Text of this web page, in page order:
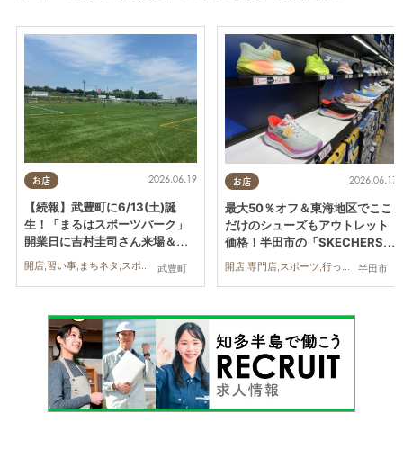
お店
武豊町
2026.06.19
【続報】武豊町に6/13(土)誕
生！「まるはスポーツパーク」
開業日に吉村圭司さん来場＆ま
るはカップで盛大に幕開け
開店,習い事,まちネタ,スポーツ,家族
お店
半田市
2026.06.17
最大50％オフ＆東海地区でここ
だけのシューズもアウトレット
価格！半田市の「SKECHERS
（スケッチャーズ）」に行って
みた
開店,専門店,スポーツ,行ってみたレポ,親子,夫婦,家族